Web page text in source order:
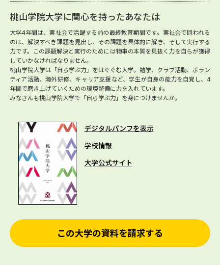
桃山学院大学に関心を持ったあなたは
大学4年間は、実社会で活躍する前の最終教育期間です。実社会で問われる
のは、解決すべき課題を見出し、その課題を具体的に解き、そして実行する
力です。この課題解決と実行のためには物事の本質を見抜く力を自らが獲得
していかなければなりません。
桃山学院大学は「自ら学ぶ力」をはぐぐむ大学。勉学、クラブ活動、ボラン
ティア活動、海外研修、キャリア支援など、学生が自身の能力を自覚し、4
年間で磨き上げていくための環境整備に力を入れています。
みなさんも桃山学院大学で「自ら学ぶ力」を身につけませんか。
デジタルパンフを表示
学校情報
大学公式サイト
この大学の資料を請求する